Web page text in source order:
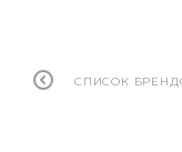
СПИСОК